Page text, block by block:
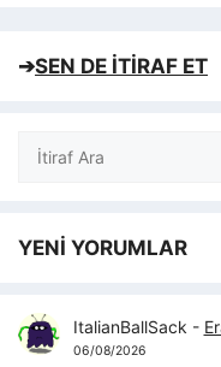
➔SEN DE İTİRAF ET
Ara
YENİ YORUMLAR
ItalianBallSack -
06/08/2026